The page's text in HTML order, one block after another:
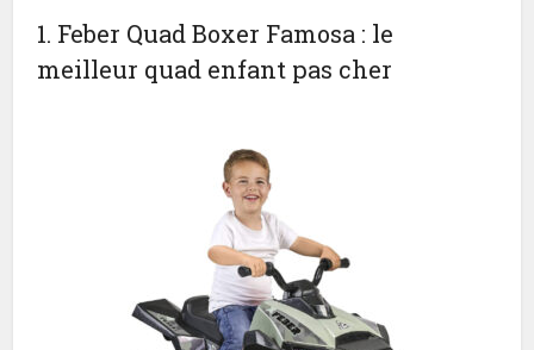
1. Feber Quad Boxer Famosa : le
meilleur quad enfant pas cher